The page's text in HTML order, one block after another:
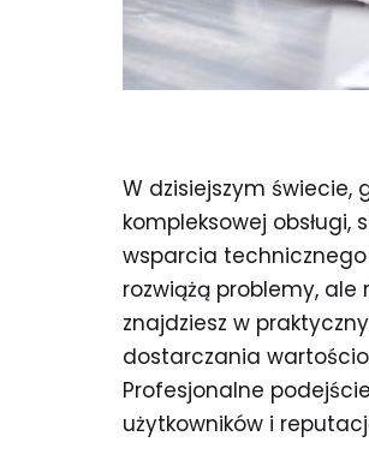
W dzisiejszym świecie,
kompleksowej
wsparcia
rozwiążą problemy,
znajdziesz w
dostarczania
Profesjonalne
użytkowników i